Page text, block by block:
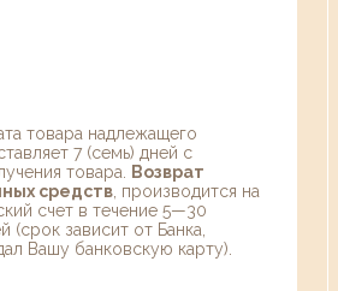
товара надлежащего
7 (семь) дней с
товара.
Возврат
средств , производится на
счет в течение 5—30
(срок зависит от Банка,
Вашу банковскую карту).